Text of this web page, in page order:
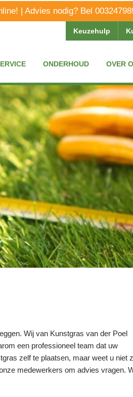
| Advies nodig? Bel
Keuzehulp
ONDERHOUD OVER
Wij van Kunstgras van der Poel
een professioneel team dat uw
zelf te plaatsen, maar weet u niet
medewerkers om advies vragen.